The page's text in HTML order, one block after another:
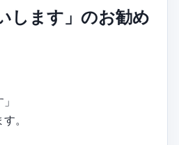
します」のお勧め
。